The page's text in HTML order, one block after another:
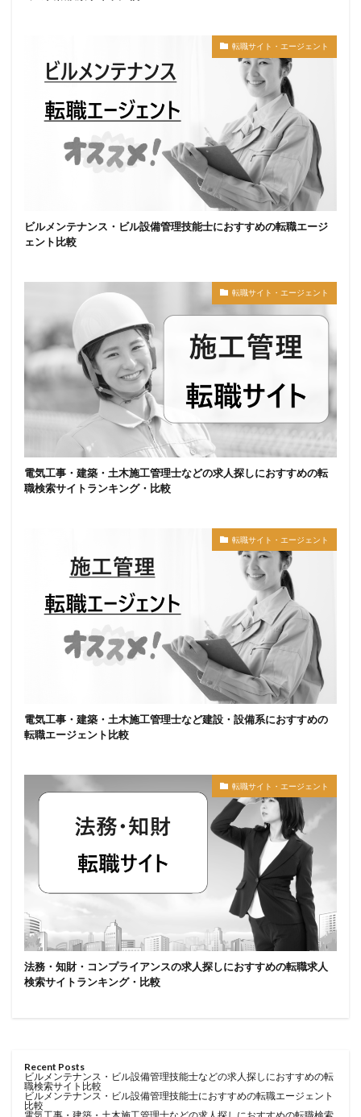
転職サイト・エージェント
ビルメンテナンス・ビル設備管理技能士におすすめの転職エージ
ェント比較
転職サイト・エージェント
電気工事・建築・土木施工管理士などの求人探しにおすすめの転
職検索サイトランキング・比較
転職サイト・エージェント
電気工事・建築・土木施工管理士など建設・設備系におすすめの
転職エージェント比較
転職サイト・エージェント
法務・知財・コンプライアンスの求人探しにおすすめの転職求人
検索サイトランキング・比較
Recent Posts
ビルメンテナンス・ビル設備管理技能士などの求人探しにおすすめの転
職検索サイト比較
ビルメンテナンス・ビル設備管理技能士におすすめの転職エージェント
比較
電気工事・建築・土木施工管理士などの求人探しにおすすめの転職検索